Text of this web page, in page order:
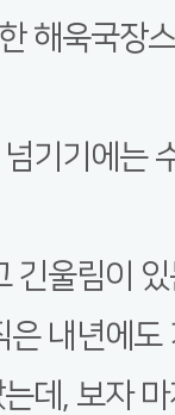
해욱국장
기기에는
긴울림이
내년에
데, 보자